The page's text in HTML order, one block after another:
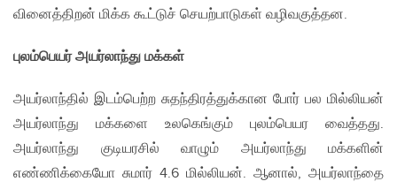
வினைத்திறன் மிக்க கூட்டுச் செயற்பாடுகள் வழிவகுத்தன.
புலம்பெயர் அயர்லாந்து மக்கள்
அயர்லாந்தில் இடம்பெற்ற சுதந்திரத்துக்கான போர் பல மில்லியன்
அயர்லாந்து மக்களை உலகெங்கும் புலம்பெயர வைத்தது.
அயர்லாந்து குடியரசில் வாழும் அயர்லாந்து மக்களின்
எண்ணிக்கையோ சுமார் 4.6 மில்லியன். ஆனால், அயர்லாந்தை